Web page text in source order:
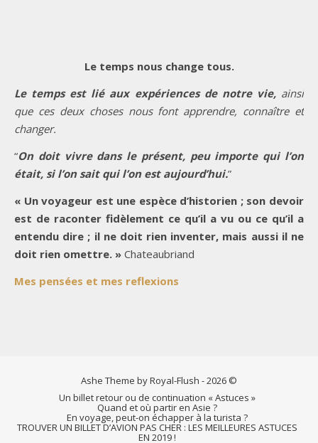
Le temps nous change tous.
Le temps est lié aux expériences de notre vie, ainsi
que ces deux choses nous font apprendre, connaître et
changer.
“On doit vivre dans le présent, peu importe qui l’on
était, si l’on sait qui l’on est aujourd’hui.”
« Un voyageur est une espèce d’historien ; son devoir
est de raconter fidèlement ce qu’il a vu ou ce qu’il a
entendu dire ; il ne doit rien inventer, mais aussi il ne
doit rien omettre. » Chateaubriand
Mes pensées et mes reflexions
Ashe Theme by Royal-Flush - 2026 ©
Un billet retour ou de continuation « Astuces »
Quand et où partir en Asie ?
En voyage, peut-on échapper à la turista ?
TROUVER UN BILLET D’AVION PAS CHER : LES MEILLEURES ASTUCES
EN 2019 !